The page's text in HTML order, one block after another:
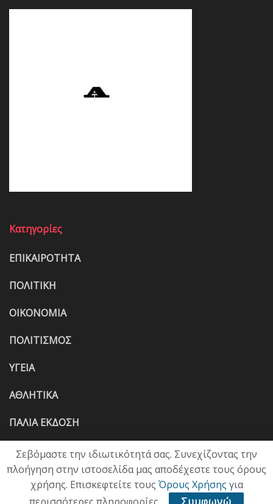
Κατηγορίες
ΕΠΙΚΑΙΡΟΤΗΤΑ
ΠΟΛΙΤΙΚΗ
ΟΙΚΟΝΟΜΙΑ
ΠΟΛΙΤΙΣΜΟΣ
ΥΓΕΙΑ
ΑΘΛΗΤΙΚΑ
ΠΑΛΙΑ ΕΚΔΟΣΗ
Σεβόμαστε την ιδιωτικότητά σας. Συνεχίζοντας την
πλοήγηση στην ιστοσελίδα μας αποδέχεστε τους όρους
χρήσης. Επισκεφτείτε τους Όρους Χρήσης για